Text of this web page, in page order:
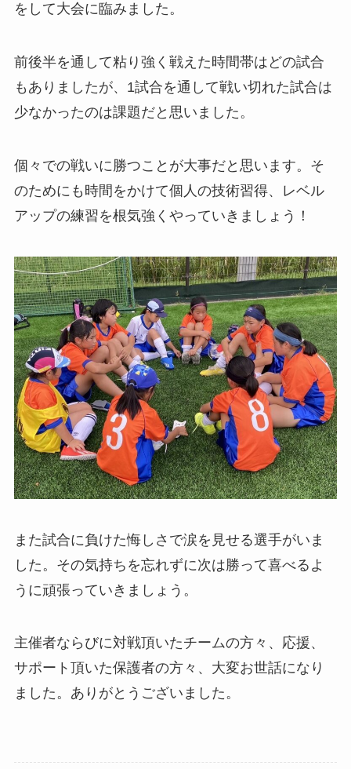
をして大会に臨みました。
前後半を通して粘り強く戦えた時間帯はどの試合
もありましたが、1試合を通して戦い切れた試合は
少なかったのは課題だと思いました。
個々での戦いに勝つことが大事だと思います。そ
のためにも時間をかけて個人の技術習得、レベル
アップの練習を根気強くやっていきましょう！
また試合に負けた悔しさで涙を見せる選手がいま
した。その気持ちを忘れずに次は勝って喜べるよ
うに頑張っていきましょう。
主催者ならびに対戦頂いたチームの方々、応援、
サポート頂いた保護者の方々、大変お世話になり
ました。ありがとうございました。